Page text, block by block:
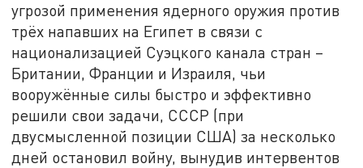
угрозой применения ядерного оружия против
трёх напавших на Египет в связи с
национализацией Суэцкого канала стран –
Британии, Франции и Израиля, чьи
вооружённые силы быстро и эффективно
решили свои задачи, СССР (при
двусмысленной позиции США) за несколько
дней остановил войну, вынудив интервентов